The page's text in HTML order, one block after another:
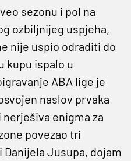
sezonu i pol na
ozbiljnijeg uspjeha,
nije uspio odraditi do
kupu ispalo u
ABA lige je
naslov prvaka
enigma za
povezao tri
Jusupa, dojam